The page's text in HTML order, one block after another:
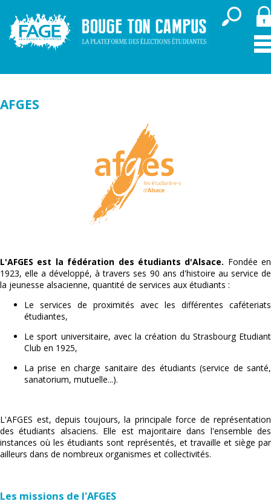
AFGES
L'AFGES est la fédération des étudiants d'Alsace. Fondée en
1923, elle a développé, à travers ses 90 ans d'histoire au service de
la jeunesse alsacienne, quantité de services aux étudiants :
Le services de proximités avec les différentes caféteriats
étudiantes,
Le sport universitaire, avec la création du Strasbourg Etudiant
Club en 1925,
La prise en charge sanitaire des étudiants (service de santé,
sanatorium, mutuelle...).
L'AFGES est, depuis toujours, la principale force de représentation
des étudiants alsaciens. Elle est majoritaire dans l'ensemble des
instances où les étudiants sont représentés, et travaille et siège par
ailleurs dans de nombreux organismes et collectivités.
Les missions de l'AFGES